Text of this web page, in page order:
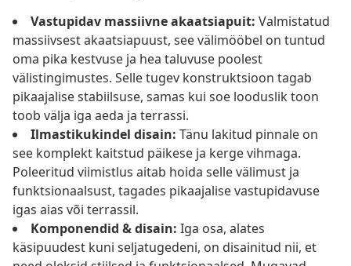
Vastupidav massiivne akaatsiapuit: Valmistatud
massiivsest akaatsiapuust, see välimööbel on tuntud
oma pika kestvuse ja hea taluvuse poolest
välistingimustes. Selle tugev konstruktsioon tagab
pikaajalise stabiilsuse, samas kui soe looduslik toon
toob välja iga aeda ja terrassi.
Ilmastikukindel disain: Tänu lakitud pinnale on
see komplekt kaitstud päikese ja kerge vihmaga.
Poleeritud viimistlus aitab hoida selle välimust ja
funktsionaalsust, tagades pikaajalise vastupidavuse
igas aias või terrassil.
Komponendid & disain: Iga osa, alates
käsipuudest kuni seljatugedeni, on disainitud nii, et